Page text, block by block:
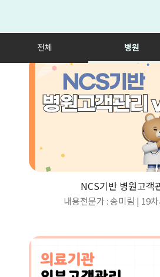
전체 병원
NCS기반 병원고객
내용전문가 : 송미림 | 19차